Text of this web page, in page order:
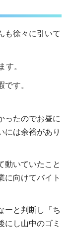
も徐々に引いて
す。
す。
ったのでお昼に
には余裕があり
動いていたこと
に向けてバイト
ーと判断し「ち
にし山中のゴミ